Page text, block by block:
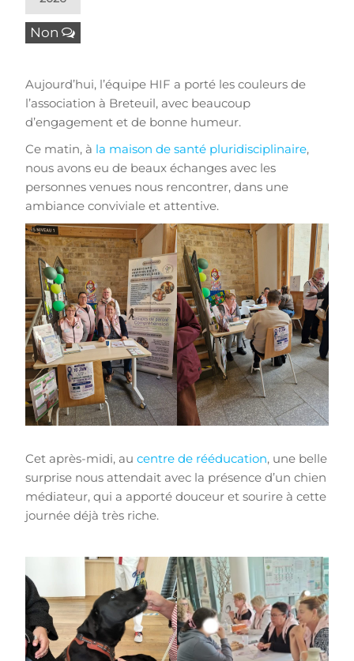
Non
Aujourd’hui, l’équipe HIF a porté les couleurs de
l’association à Breteuil, avec beaucoup
d’engagement et de bonne humeur.
Ce matin, à la maison de santé pluridisciplinaire,
nous avons eu de beaux échanges avec les
personnes venues nous rencontrer, dans une
ambiance conviviale et attentive.
Cet après-midi, au centre de rééducation, une belle
surprise nous attendait avec la présence d’un chien
médiateur, qui a apporté douceur et sourire à cette
journée déjà très riche.